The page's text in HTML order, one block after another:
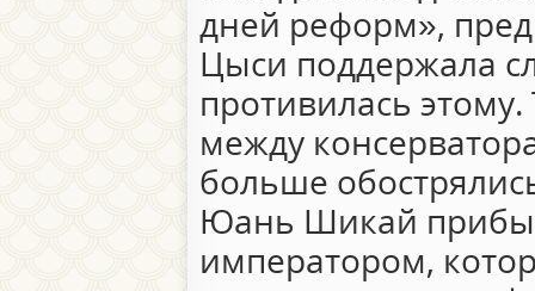
дней реформ»,
Цыси поддержала
противилась
между
больше
Юань Шикай
императором,